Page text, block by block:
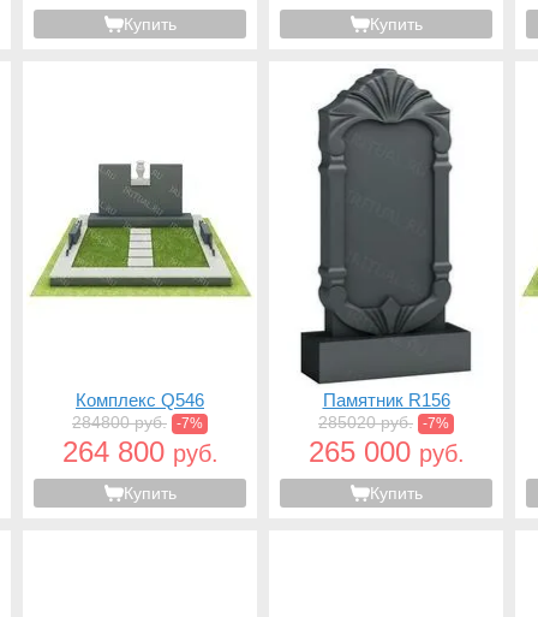
Купить Купить
Комплекс Q546
284800 руб. -7%
264 800 руб.
Купить
Памятник R156
285020 руб. -7%
265 000 руб.
Купить